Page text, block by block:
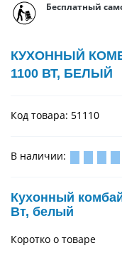
Бесплатный
КУХОННЫЙ
1100 ВТ, БЕЛЫЙ
Код товара: 51110
В наличии:
Кухонный
Вт, белый
Коротко о товаре